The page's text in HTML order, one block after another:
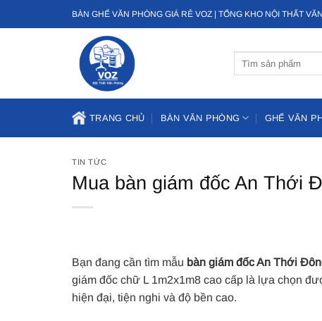
qua
BÀN GHẾ VĂN PHÒNG GIÁ RẺ VOZ | TỔNG KHO NỘI THẤT
TRANG CHỦ BÀN VĂN PHÒNG GHẾ VĂN
TIN TỨC
Mua bàn giám đốc An Thới
Bạn đang cần tìm mẫu bàn giám đốc An Thới
giám đốc chữ L 1m2x1m8 cao cấp là lựa chọn
hiện đại, tiện nghi và độ bền cao.